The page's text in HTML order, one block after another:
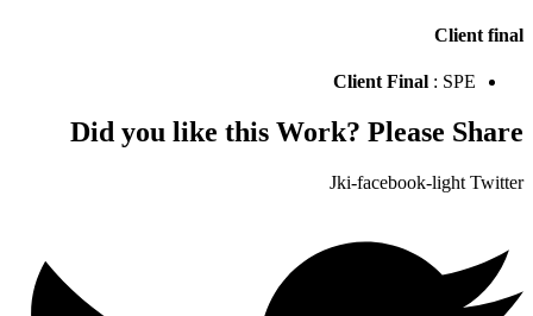
Client final
Client Final : SPE
Did you like this Work? Please Share
Jki-facebook-light Twitter